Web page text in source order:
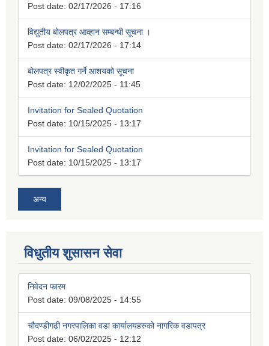
Post date: 02/17/2026 - 17:16
विद्युतीय बोलपत्र आव्हान सम्बन्धी सूचना ।
Post date: 02/17/2026 - 17:14
बोलपत्र स्वीकृत गर्ने आशयको सूचना
Post date: 12/02/2025 - 11:45
Invitation for Sealed Quotation
Post date: 10/15/2025 - 13:17
Invitation for Sealed Quotation
Post date: 10/15/2025 - 13:17
अन्य
विधुतीय शुसासन सेवा
निवेदन फारम
Post date: 09/08/2025 - 14:55
चौदण्डीगढी नगरपालिका वडा कार्यालयहरुको नागरिक वडापत्र
Post date: 06/02/2025 - 12:12